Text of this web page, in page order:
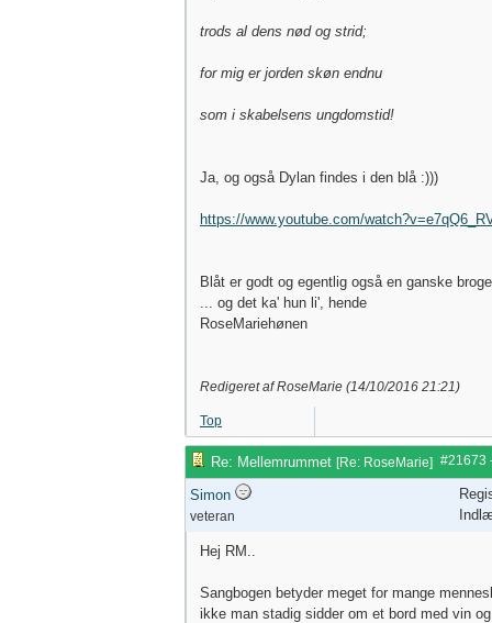
trods al dens nød og strid;
for mig er jorden skøn endnu
som i skabelsens ungdomstid!
Ja, og også Dylan findes i den blå :)))
https://www.youtube.com/
Blåt er godt og egentlig også en ganske
... og det ka' hun li', hende
RoseMariehønen
Redigeret af RoseMarie (14/10/2016 21:21)
Top
#21673
Re: Mellemrummet [Re: RoseMarie]
Simon
veteran
Hej RM..
Sangbogen betyder meget for mange
ikke man stadig sidder om et bord med vin